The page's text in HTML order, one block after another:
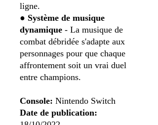
ligne.
● Système de musique
dynamique - La musique de
combat débridée s'adapte aux
personnages pour que chaque
affrontement soit un vrai duel
entre champions.
Console: Nintendo Switch
Date de publication: